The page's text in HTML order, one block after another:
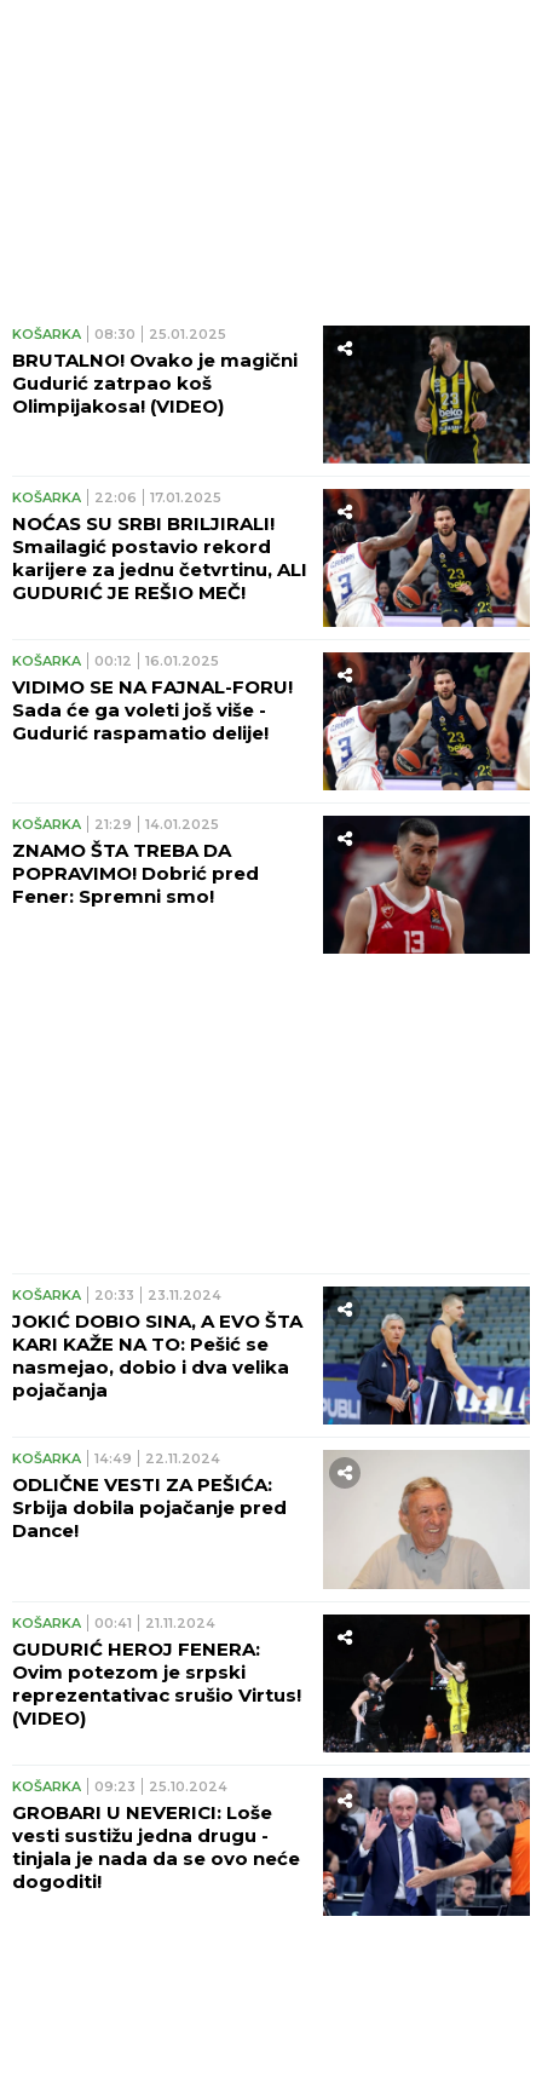
KOŠARKA 08:30 25.01.2025
BRUTALNO! Ovako je magični
Gudurić zatrpao koš
Olimpijakosa! (VIDEO)
KOŠARKA 22:06 17.01.2025
NOĆAS SU SRBI BRILJIRALI!
Smailagić postavio rekord
karijere za jednu četvrtinu, ALI
GUDURIĆ JE REŠIO MEČ!
KOŠARKA 00:12 16.01.2025
VIDIMO SE NA FAJNAL-FORU!
Sada će ga voleti još više -
Gudurić raspamatio delije!
KOŠARKA 21:29 14.01.2025
ZNAMO ŠTA TREBA DA
POPRAVIMO! Dobrić pred
Fener: Spremni smo!
KOŠARKA 20:33 23.11.2024
JOKIĆ DOBIO SINA, A EVO ŠTA
KARI KAŽE NA TO: Pešić se
nasmejao, dobio i dva velika
pojačanja
KOŠARKA 14:49 22.11.2024
ODLIČNE VESTI ZA PEŠIĆA:
Srbija dobila pojačanje pred
Dance!
KOŠARKA 00:41 21.11.2024
GUDURIĆ HEROJ FENERA:
Ovim potezom je srpski
reprezentativac srušio Virtus!
(VIDEO)
KOŠARKA 09:23 25.10.2024
GROBARI U NEVERICI: Loše
vesti sustižu jedna drugu -
tinjala je nada da se ovo neće
dogoditi!